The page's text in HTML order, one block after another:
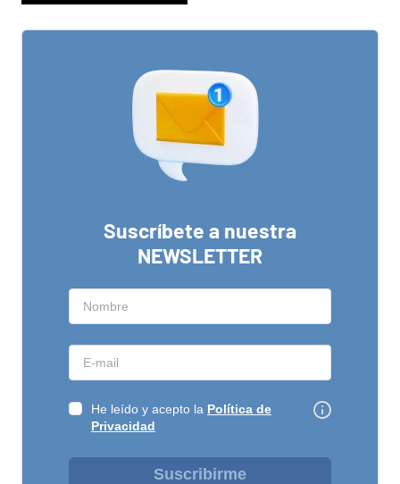
Suscríbete a nuestra
NEWSLETTER
He leído y acepto la Política de
Privacidad
Suscribirme